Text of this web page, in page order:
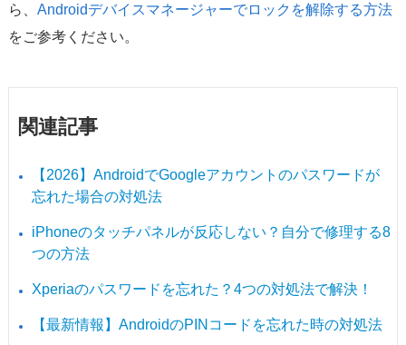
ら、 Androidデバイスマネージャーでロックを解除する方法
をご参考ください。
関連記事
【2026】AndroidでGoogleアカウントのパスワードが
忘れた場合の対処法
iPhoneのタッチパネルが反応しない？自分で修理する8
つの方法
Xperiaのパスワードを忘れた？4つの対処法で解決！
【最新情報】AndroidのPINコードを忘れた時の対処法